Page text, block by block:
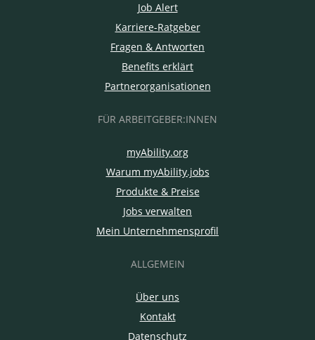
Job Alert
Karriere-Ratgeber
Fragen & Antworten
Benefits erklärt
Partnerorganisationen
FÜR ARBEITGEBER:INNEN
myAbility.org
Warum myAbility.jobs
Produkte & Preise
Jobs verwalten
Mein Unternehmensprofil
ALLGEMEIN
Über uns
Kontakt
Datenschutz